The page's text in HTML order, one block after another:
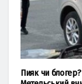
Пияк чи